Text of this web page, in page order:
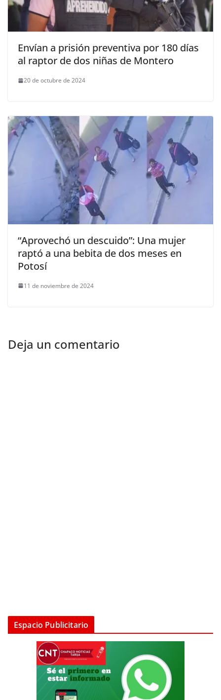
Envían a prisión preventiva por 180 días
al raptor de dos niñas de Montero
20 de octubre de 2024
“Aprovechó un descuido”: Una mujer
raptó a una bebita de dos meses en
Potosí
11 de noviembre de 2024
Deja un comentario
Espacio Publicitario